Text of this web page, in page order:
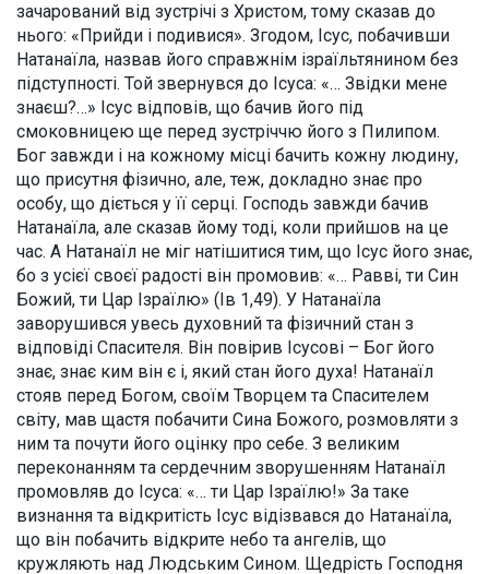
зачарований від зустрічі з Христом, тому сказав до
нього: «Прийди і подивися». Згодом, Ісус, побачивши
Натанаїла, назвав його справжнім ізраїльтянином без
підступності. Той звернувся до Ісуса: «… Звідки мене
знаєш?…» Ісус відповів, що бачив його під
смоковницею ще перед зустріччю його з Пилипом.
Бог завжди і на кожному місці бачить кожну людину,
що присутня фізично, але, теж, докладно знає про
особу, що діється у її серці. Господь завжди бачив
Натанаїла, але сказав йому тоді, коли прийшов на це
час. А Натанаїл не міг натішитися тим, що Ісус його знає,
бо з усієї своєї радості він промовив: «… Равві, ти Син
Божий, ти Цар Ізраїлю» (Ів 1,49). У Натанаїла
заворушився увесь духовний та фізичний стан з
відповіді Спасителя. Він повірив Ісусові – Бог його
знає, знає ким він є і, який стан його духа! Натанаїл
стояв перед Богом, своїм Творцем та Спасителем
світу, мав щастя побачити Сина Божого, розмовляти з
ним та почути його оцінку про себе. З великим
переконанням та сердечним зворушенням Натанаїл
промовляв до Ісуса: «… ти Цар Ізраїлю!» За таке
визнання та відкритість Ісус відізвався до Натанаїла,
що він побачить відкрите небо та ангелів, що
кружляють над Людським Сином. Щедрість Господня